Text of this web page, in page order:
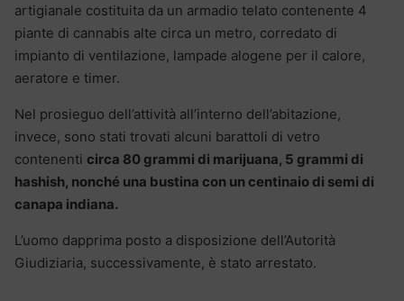
artigianale costituita da un armadio telato contenente 4
piante di cannabis alte circa un metro, corredato di
impianto di ventilazione, lampade alogene per il calore,
aeratore e timer.
Nel prosieguo dell’attività all’interno dell’abitazione,
invece, sono stati trovati alcuni barattoli di vetro
contenenti circa 80 grammi di marijuana, 5 grammi di
hashish, nonché una bustina con un centinaio di semi di
canapa indiana.
L’uomo dapprima posto a disposizione dell’Autorità
Giudiziaria, successivamente, è stato arrestato.